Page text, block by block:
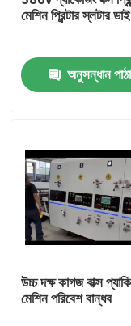
পণ্য
ভিডিও
আমাদের সম্পর্কে
মেশিন প্রিন্টার স্লটার
অনুসন্ধান
উচ্চ দক্ষ কাগজ বাক্স
মেশিন পরিবেশ বান্ধব